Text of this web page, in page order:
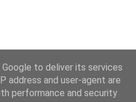
to deliver its services
address and user-agent are
performance and security